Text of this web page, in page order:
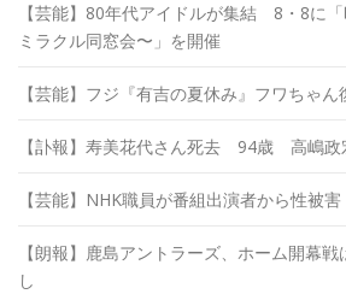
【芸能】80年代アイドルが集結 8・8に
ミラクル同窓会〜」を開催
【芸能】フジ『有吉の夏休み』フワちゃ
【訃報】寿美花代さん死去 94歳 高嶋政
【芸能】NHK職員が番組出演者から性被害
【朗報】鹿島アントラーズ、ホーム開幕
し